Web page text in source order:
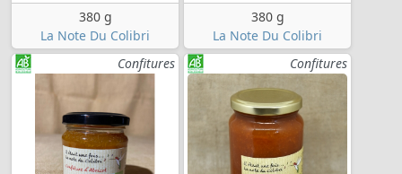
380 g
La Note Du Colibri
380 g
La Note Du Colibri
Confitures
Confitures